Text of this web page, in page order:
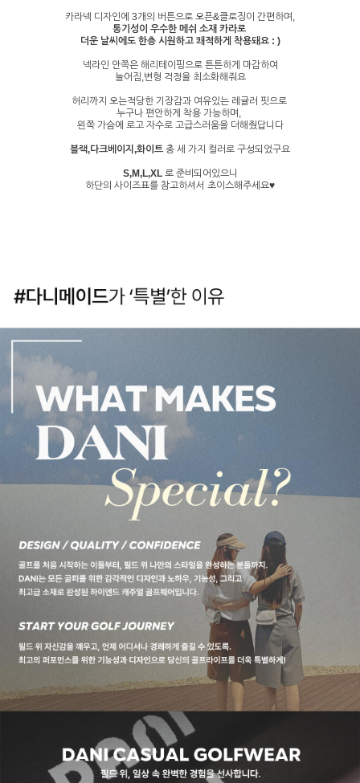
카라넥 디자인에 3개의 버튼으로 오픈&클로징이 간편하며,
통기성이 우수한 메쉬 소재 카라로
더운 날씨에도 한층 시원하고 쾌적하게 착용돼요 : )
넥라인 안쪽은 해리테이핑으로 튼튼하게 마감하여
늘어짐,변형 걱정을 최소화해줘요
허리까지 오는적당한 기장감과 여유있는 레귤러 핏으로
누구나 편안하게 착용 가능하며,
왼쪽 가슴에 로고 자수로 고급스러움을 더해줬답니다
블랙,다크베이지,화이트 총 세 가지 컬러로 구성되었구요
S,M,L,XL로 준비되어있으니
하단의 사이즈표를 참고하셔서 초이스해주세요♥